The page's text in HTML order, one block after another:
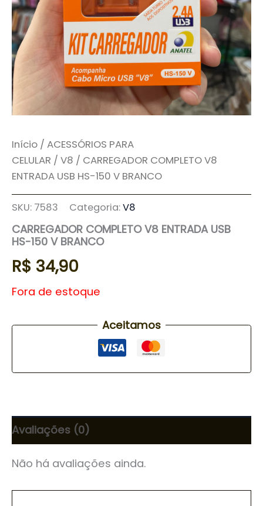
Início / ACESSÓRIOS PARA
CELULAR / V8 / CARREGADOR COMPLETO V8
ENTRADA USB HS-150 V BRANCO
SKU: 7583 Categoria:V8
CARREGADOR COMPLETO V8 ENTRADA USB
HS-150 V BRANCO
R$ 34,90
Fora de estoque
Aceitamos
Avaliações (0)
Não há avaliações ainda.